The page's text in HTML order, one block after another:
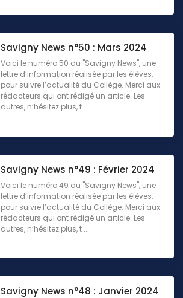
Savigny News n°50 : Mars 2024
Voici le numéro 50 du "Savigny News", une
lettre d’information réalisée par les élèves,
pour suivre l’actualité du Collège. Merci aux
rédacteurs qui ont rédigé un article. Les
autres, n’hésitez plus, t ...
Savigny News n°49 : Février 2024
Voici le numéro 49 du "Savigny News", une
lettre d’information réalisée par les élèves,
pour suivre l’actualité du Collège. Merci aux
rédacteurs qui ont rédigé un article. Les
autres, n’hésitez plus, t ...
Savigny News n°48 : Janvier 2024